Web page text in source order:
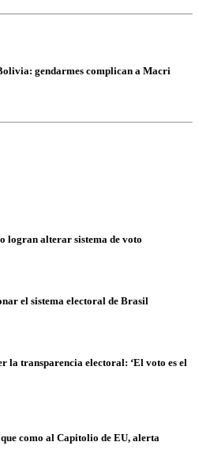
gendarmes complican a Macri
logran alterar sistema de voto
el sistema electoral de Brasil
la transparencia electoral: ‘El voto es el
como al Capitolio de EU, alerta